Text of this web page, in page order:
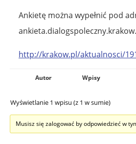
Ankietę można wypełnić pod
http://krakow.pl/aktualnosci/
Autor Wpisy
Wyświetlanie 1 wpisu (z 1 w sumie)
Musisz się zalogować by odpowiedzieć w